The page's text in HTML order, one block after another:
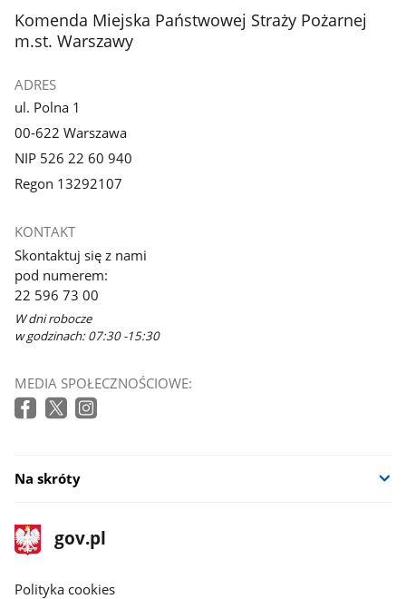
galerii.
galerii.
stopka
Komenda Miejska Państwowej Straży Pożarnej
m.st. Warszawy
ADRES
ul. Polna 1
00-622 Warszawa
NIP 526 22 60 940
Regon 13292107
KONTAKT
Skontaktuj się z nami
pod numerem:
22 596 73 00
W dni robocze
w godzinach: 07:30 -15:30
MEDIA SPOŁECZNOŚCIOWE:
Na skróty
stopka
gov.pl
Strona
gov.pl
gov.pl
Polityka cookies